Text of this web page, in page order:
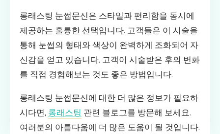
롱래스팅 눈썹문신은 스타일과 편리함을 동시에
제공하는 훌륭한 선택입니다. 고객들은 이 시술을
통해 눈썹의 형태와 색상이 완벽하게 조화되어 자
신감을 얻고 있습니다. 고객이 시술받은 후의 변화
를 직접 경험해보는 것도 좋은 방법입니다.
롱래스팅 눈썹문신에 대한 더 많은 정보가 필요하
시다면, 롱래스팅 관련 블로그를 방문해 보세요.
여러분의 아름다움에 더 많은 도움이 될 것입니다.